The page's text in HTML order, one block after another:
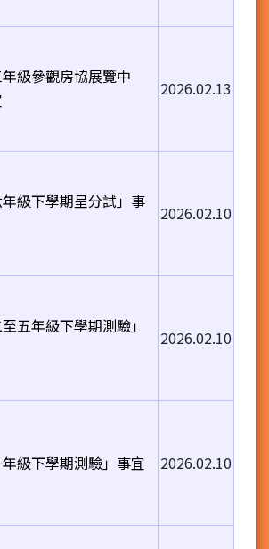
級參觀房協展覽中
2026.02.13
級下學期呈分試」事
2026.02.10
五年級下學期測驗」
2026.02.10
級下學期測驗」事宜 2026.02.10